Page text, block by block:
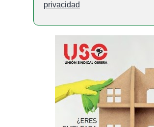
privacidad